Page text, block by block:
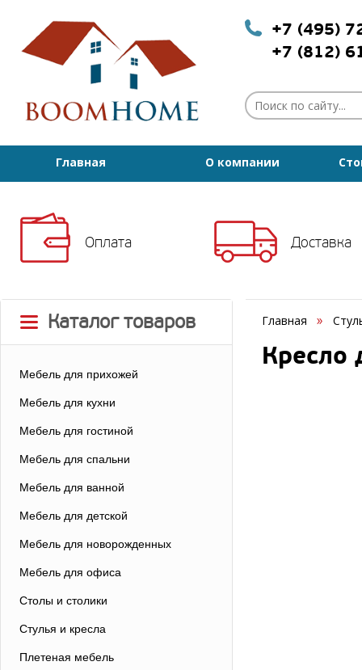
+7 (495)
+7 (812)
Главная О компании
Оплата Доставка
Каталог товаров
Мебель для прихожей
Мебель для кухни
Мебель для гостиной
Мебель для спальни
Мебель для ванной
Мебель для детской
Мебель для новорожденных
Мебель для офиса
Столы и столики
Стулья и кресла
Плетеная мебель
Главная
Кресло